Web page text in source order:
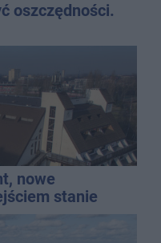
oszczędności.
nowe
stanie